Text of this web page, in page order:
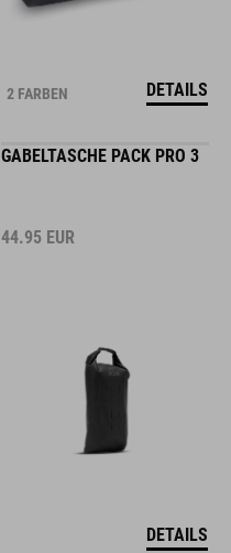
2 FARBEN DETAILS
GABELTASCHE PACK PRO 3
44.95 EUR
DETAILS